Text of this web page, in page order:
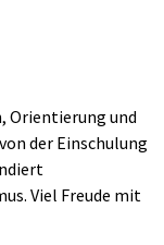
Orientierung und
der Einschulung
Viel Freude mit